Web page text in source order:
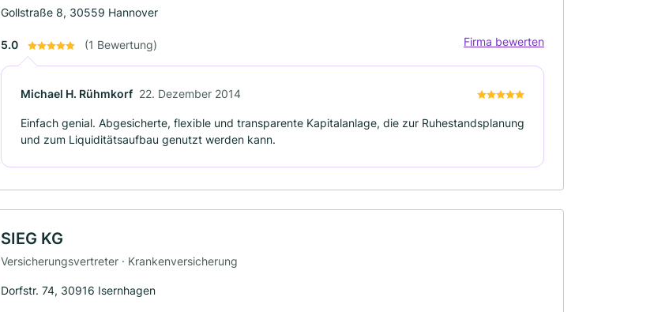
Gollstraße 8, 30559 Hannover
5.0 (1 Bewertung) Firma bewerten
Michael H. Rühmkorf 22. Dezember 2014
Einfach genial. Abgesicherte, flexible und transparente Kapitalanlage, die zur Ruhestandsplanung
und zum Liquiditätsaufbau genutzt werden kann.
SIEG KG
Versicherungsvertreter · Krankenversicherung
Dorfstr. 74, 30916 Isernhagen